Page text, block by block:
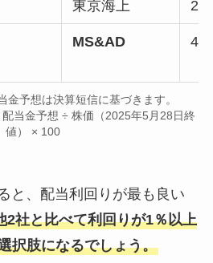
東京海上
MS&AD
予想は決算短信に基づきます。
当金予想 ÷ 株価（2025年5月28日終
値） × 100
と、配当利回りが最も良い
2社と比べて利回りが1％以上
択肢になるでしょう。